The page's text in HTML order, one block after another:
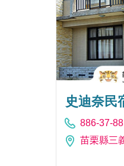
史迪奈民
886-37-
苗栗縣三